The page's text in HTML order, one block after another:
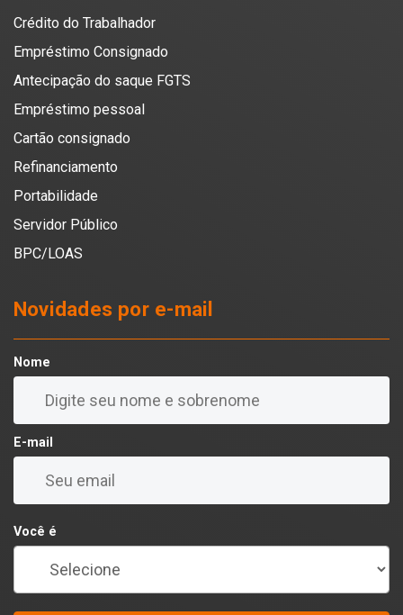
Crédito do Trabalhador
Empréstimo Consignado
Antecipação do saque FGTS
Empréstimo pessoal
Cartão consignado
Refinanciamento
Portabilidade
Servidor Público
BPC/LOAS
Novidades por e-mail
Nome
E-mail
Você é